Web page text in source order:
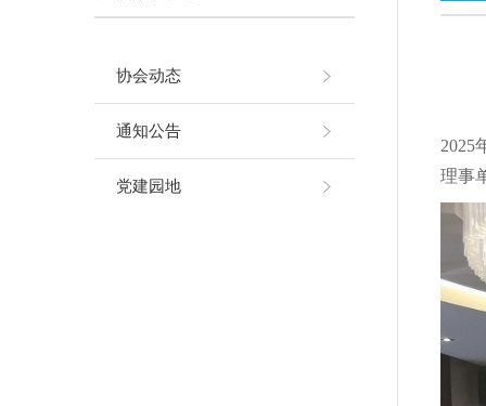
协会动态
通知公告
党建园地
2025
理事